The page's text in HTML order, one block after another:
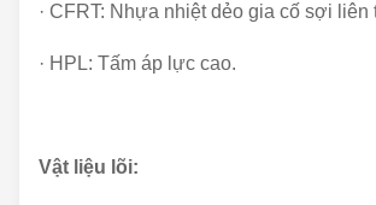
· CFRT: Nhựa nhiệt dẻo gia cố sợi liên
· HPL: Tấm áp lực cao.
Vật liệu lõi: